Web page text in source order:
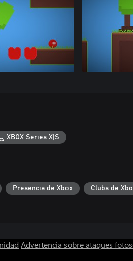
XBOX Series X|S
Presencia de Xbox Clubs de
Advertencia sobre ataques